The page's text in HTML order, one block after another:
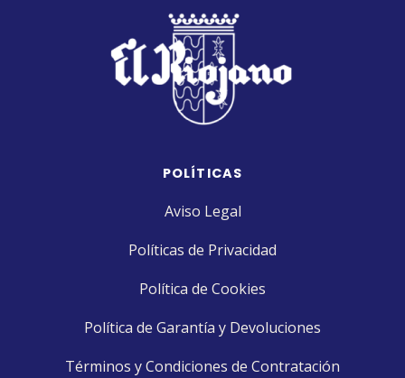
POLÍTICAS
Aviso Legal
Políticas de Privacidad
Política de Cookies
Política de Garantía y Devoluciones
Términos y Condiciones de Contratación